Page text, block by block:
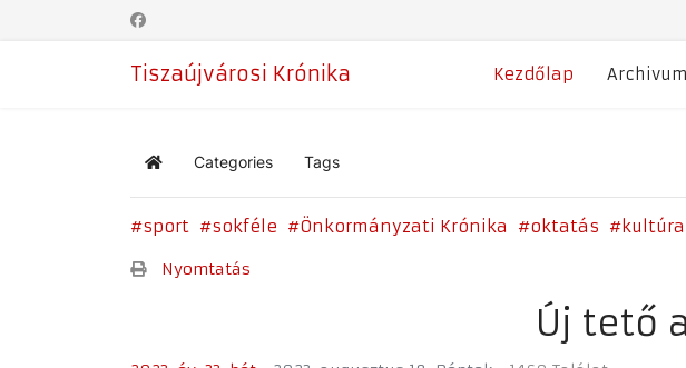
Tiszaújvárosi Krónika Kezdőlap Archivum
Home Categories Tags
sport sokféle Önkormányzati Krónika oktatás kultúra
Nyomtatás
Új tető